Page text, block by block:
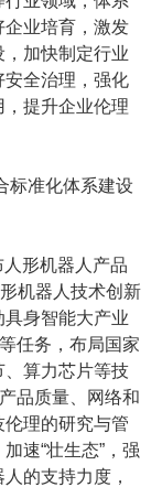
业培育，激发
加快制定行业
安全治理，强化
提升企业伦理
标准化体系建设
人形机器人产品
机器人技术创新
具身智能大产业
任务，布局国家
、算力芯片等技
品质量、网络和
理的研究与管
速“壮生态”，强
的支持力度，